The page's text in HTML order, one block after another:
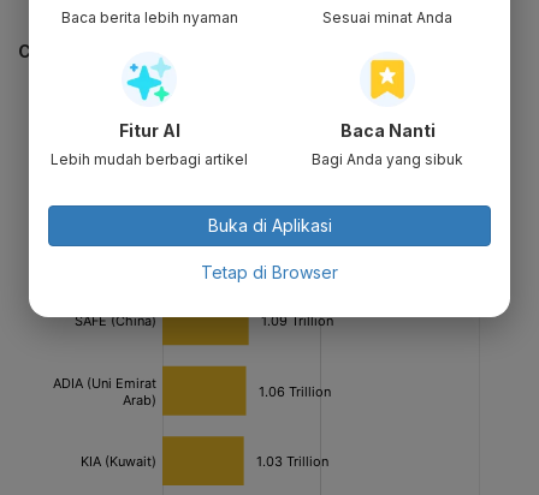
CEK JUGA DATA INI
Baca berita lebih nyaman Sesuai minat Anda
Fitur AI
Lebih mudah berbagi artikel
Baca Nanti
Bagi Anda yang sibuk
Buka di Aplikasi
Tetap di Browser